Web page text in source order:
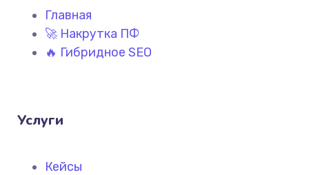
Главная
🚀 Накрутка ПФ
🔥 Гибридное SEO
Услуги
Кейсы